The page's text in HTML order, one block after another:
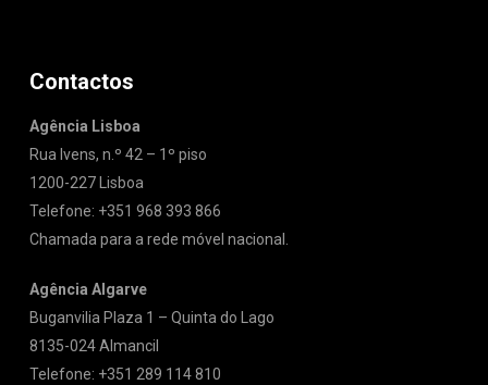
Contactos
Agência Lisboa
Rua Ivens, n.º 42 – 1º piso
1200-227 Lisboa
Telefone: +351 968 393 866
Chamada para a rede móvel nacional.
Agência Algarve
Buganvilia Plaza 1 – Quinta do Lago
8135-024 Almancil
Telefone: +351 289 114 810